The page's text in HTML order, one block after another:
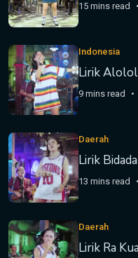
15 mins read
Indonesia
Lirik
9 mins read
Daerah
Lirik
13 mins read
Daerah
Lirik Ra